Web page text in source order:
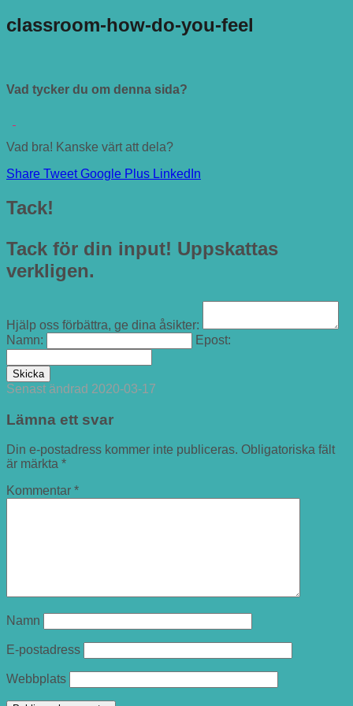
classroom-how-do-you-feel
Vad tycker du om denna sida?
Vad bra! Kanske värt att dela?
Share Tweet Google Plus LinkedIn
Tack!
Tack för din input! Uppskattas
verkligen.
Hjälp oss förbättra, ge dina åsikter:
Namn:
Epost:
Senast ändrad 2020-03-17
Lämna ett svar
Din e-postadress kommer inte publiceras. Obligatoriska fält
är märkta *
Kommentar *
Namn
E-postadress
Webbplats